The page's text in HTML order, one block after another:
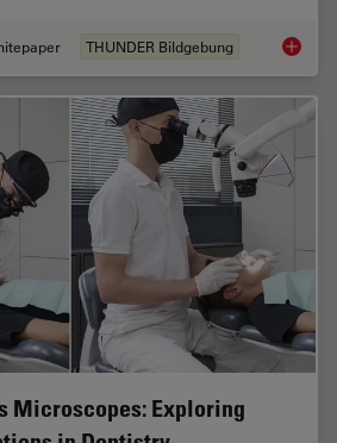
THUNDER Bildgebung Fast,
Microscopes: Exploring